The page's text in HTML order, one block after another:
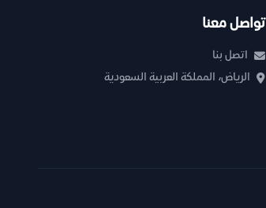
تواصل معنا
اتصل بنا
الرياض، المملكة العربية السعودية